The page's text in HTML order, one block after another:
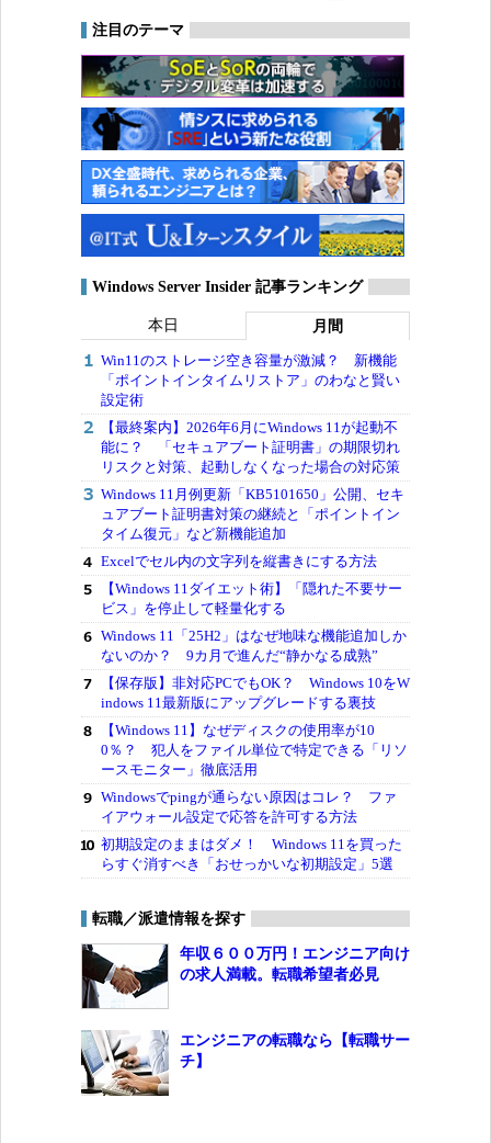
注目のテーマ
Windows Server Insider 記事ランキング
本日 月間
Win11のストレージ空き容量が激減？ 新機能
「ポイントインタイムリストア」のわなと賢い
設定術
【最終案内】2026年6月にWindows 11が起動不
能に？ 「セキュアブート証明書」の期限切れ
リスクと対策、起動しなくなった場合の対応策
Windows 11月例更新「KB5101650」公開、セキ
ュアブート証明書対策の継続と「ポイントイン
タイム復元」など新機能追加
Excelでセル内の文字列を縦書きにする方法
【Windows 11ダイエット術】「隠れた不要サー
ビス」を停止して軽量化する
Windows 11「25H2」はなぜ地味な機能追加しか
ないのか？ 9カ月で進んだ“静かなる成熟”
【保存版】非対応PCでもOK？ Windows 10をW
indows 11最新版にアップグレードする裏技
【Windows 11】なぜディスクの使用率が10
0％？ 犯人をファイル単位で特定できる「リソ
ースモニター」徹底活用
Windowsでpingが通らない原因はコレ？ ファ
イアウォール設定で応答を許可する方法
初期設定のままはダメ！ Windows 11を買った
らすぐ消すべき「おせっかいな初期設定」5選
転職／派遣情報を探す
年収６００万円！エンジニア向け
の求人満載。転職希望者必見
エンジニアの転職なら【転職サー
チ】